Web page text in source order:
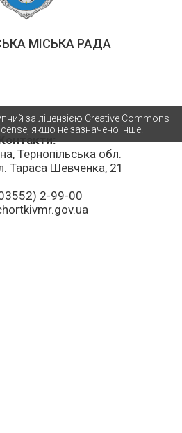
МІСЬКА РАДА
Тернопільська обл.
Тараса Шевченка, 21
2-99-00
за ліцензією Creative Commons
якщо не зазначено інше.